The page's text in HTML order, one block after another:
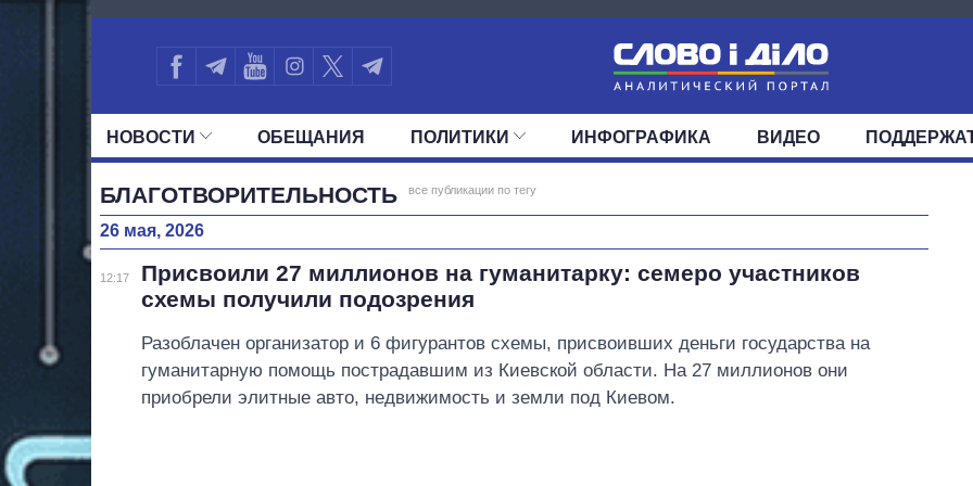
5126
НОВОСТИ
ЛЕНТА
ОБЕЩАНИЯ ПОЛИТИКИ
ВСЕ ПОЛИТИКИ ПРЕЗИДЕНТ И ОФИС ВЕРХОВНАЯ РАДА
ИНФОГРАФИКА ВИДЕО
БЛАГОТВОРИТЕЛЬНОСТЬ все публикации по тегу
26 мая, 2026
12:17
Присвоили 27 миллионов на гуманитарку: семеро участников
схемы получили подозрения
Разоблачен организатор и 6 фигурантов схемы, присвоивших деньги государства на
гуманитарную помощь пострадавшим из Киевской области. На 27 миллионов они
приобрели элитные авто, недвижимость и земли под Киевом.
Экономика ИИ-
OpenAI и Anthropic